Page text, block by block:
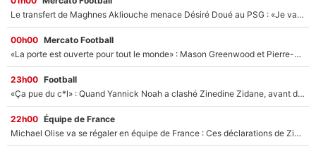
Le transfert de Maghnes Akliouche menace Désiré Doué au PSG : «Je valide à 200%»
00h00 Mercato Football
«La porte est ouverte pour tout le monde» : Mason Greenwood et Pierre-Emerick Aubameyang ont quitté l'OM, Amine Gouiri balance sur la suite du mercato et sur la réaction du vestiaire !
23h00 Football
«Ça pue du c*l» : Quand Yannick Noah a clashé Zinedine Zidane, avant de se faire recadrer par le nouveau sélectionneur de l'équipe de France !
22h00 Équipe de France
Michael Olise va se régaler en équipe de France : Ces déclarations de Zinedine Zidane qui prouvent qu'il va tout miser sur la star du Bayern Munich !